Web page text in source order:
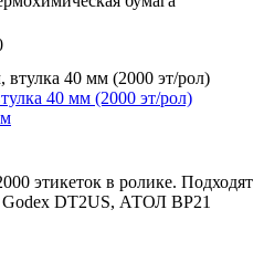
40 мм (2000 эт/рол)
этикеток в ролике. Подходят
Godex DT2US, АТОЛ BP21